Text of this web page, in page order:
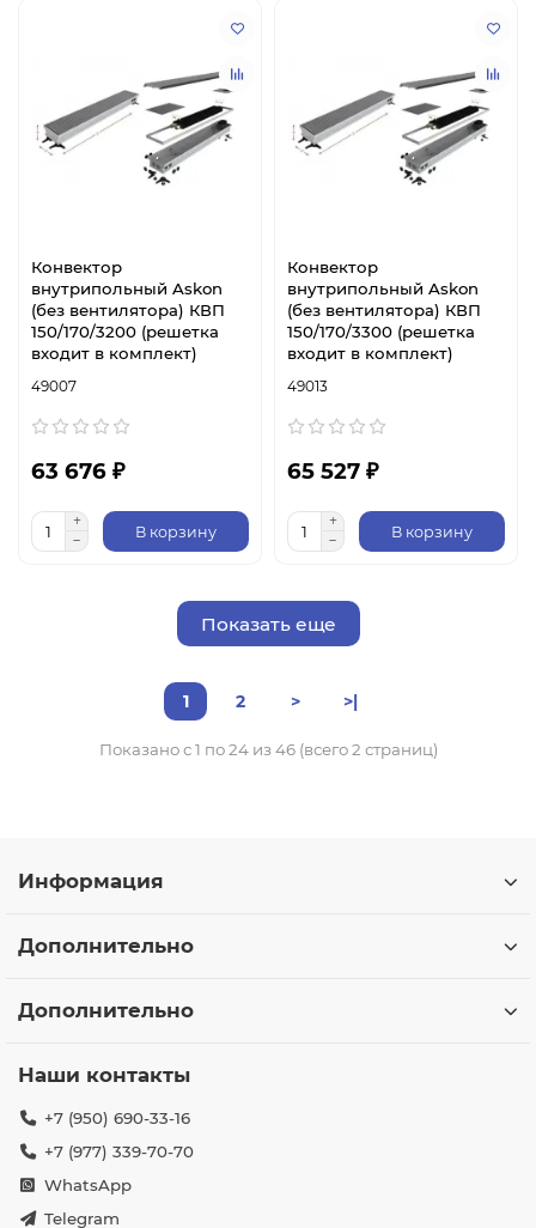
Конвектор
внутрипольный Askon
(без вентилятора) КВП
150/170/3200 (решетка
входит в комплект)
49007
63 676 ₽
В корзину
Конвектор
внутрипольный Askon
(без вентилятора) КВП
150/170/3300 (решетка
входит в комплект)
49013
65 527 ₽
В корзину
Показать еще
1 2 > >|
Показано с 1 по 24 из 46 (всего 2 страниц)
Информация
Дополнительно
Дополнительно
Наши контакты
+7 (950) 690-33-16
+7 (977) 339-70-70
WhatsApp
Telegram